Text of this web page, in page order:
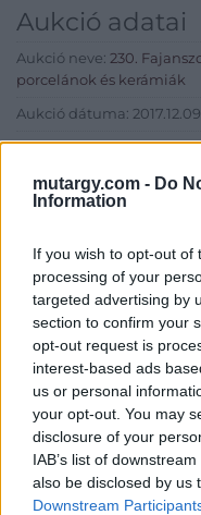
mutargy.com - Do
Information
If you wish to opt-out of
processing of your
targeted advertising by
section to confirm your
opt-out request is
interest-based ads
us or personal
your opt-out. You may
disclosure of your
IAB’s list of
also be disclosed by us
Downstream
Aukció adatai
Aukció neve: 230.
porcelánok és kerámiák
Aukció dátuma: 2017.12.09
Aukció ideje: 14:00
Aukció helye: Budapest,
Eladó adatai